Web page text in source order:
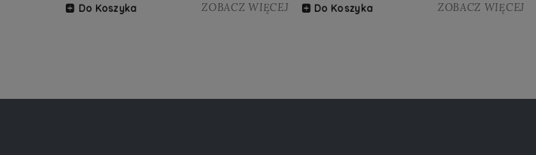
Do Koszyka ZOBACZ WIĘCEJ Do Koszyka ZOBACZ WIĘCEJ